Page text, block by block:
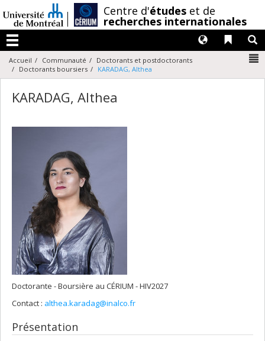
au
contenu
Centre d'études et de
recherches internationales
Menu
Liens
Langues
Accueil Communauté
Doctorants et postdoctorants
Doctorants boursiers
KARADAG, Althea
KARADAG, Althea
Doctorante - Boursière au CÉRIUM - HIV2027
Contact : althea.karadag@inalco.fr
Présentation